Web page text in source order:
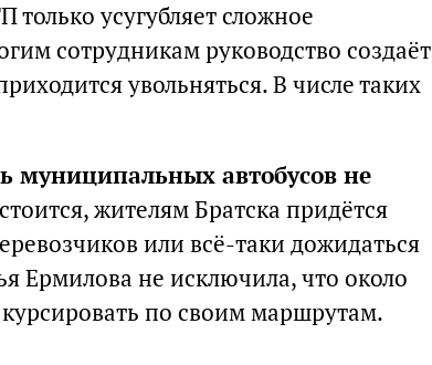
усугубляет сложное
сотрудникам руководство создаёт
увольняться. В числе таких
муниципальных автобусов не
жителям Братска придётся
или всё-таки дожидаться
Ермилова не исключила, что около
курсировать по своим маршрутам.